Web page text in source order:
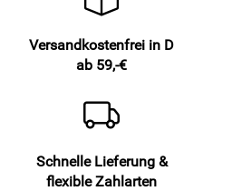
Versandkostenfrei in D
ab 59,-€
Schnelle Lieferung &
flexible Zahlarten